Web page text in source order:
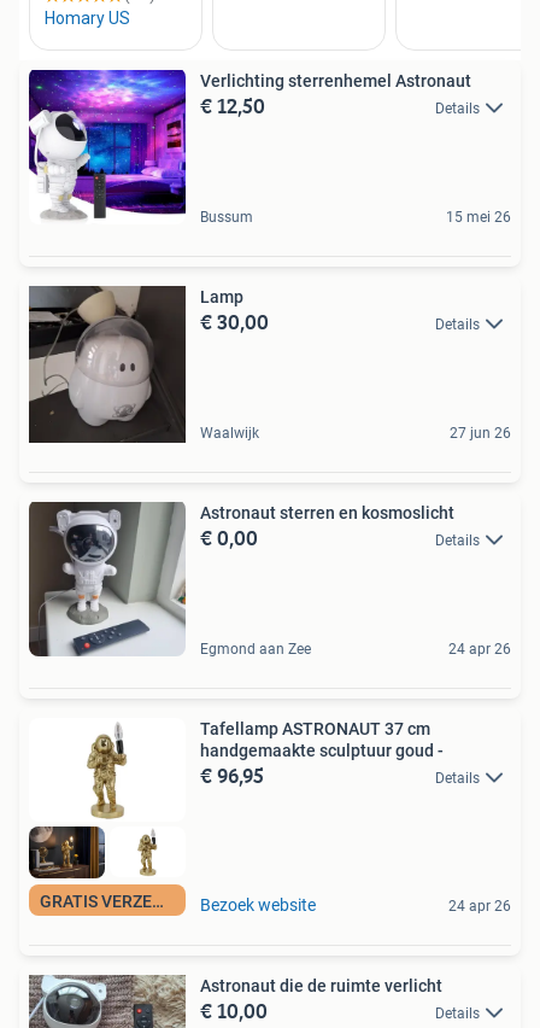
Verlichting sterrenhemel Astronaut
€ 12,50 Details
Bussum 15 mei 26
Lamp
€ 30,00 Details
Waalwijk 27 jun 26
Astronaut sterren en kosmoslicht
€ 0,00 Details
Egmond aan Zee 24 apr 26
GRATIS VERZENDING
Tafellamp ASTRONAUT 37 cm
handgemaakte sculptuur goud -
€ 96,95 Details
Bezoek website 24 apr 26
Astronaut die de ruimte verlicht
€ 10,00 Details